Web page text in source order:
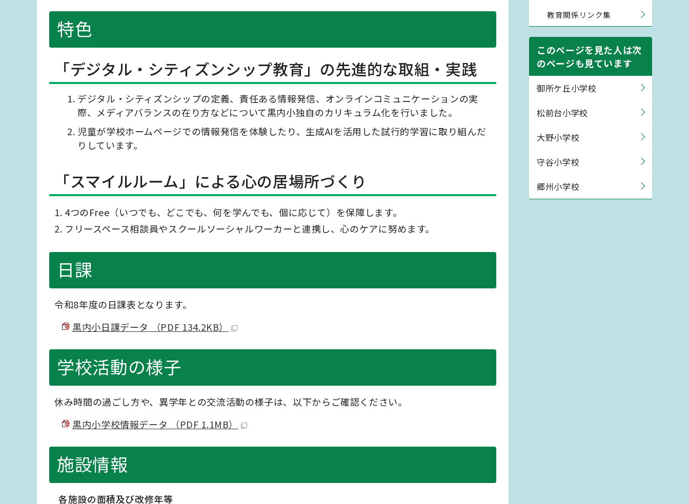
特色
「デジタル・シティズンシップ教育」の先進的な取組・実践
デジタル・シティズンシップの定義、責任ある情報発信、オンラインコミュニケーションの実
際、メディアバランスの在り方などについて黒内小独自のカリキュラム化を行いました。
児童が学校ホームページでの情報発信を体験したり、生成AIを活用した試行的学習に取り組んだ
りしています。
「スマイルルーム」による心の居場所づくり
1. 4つのFree（いつでも、どこでも、何を学んでも、個に応じて）を保障します。
2. フリースペース相談員やスクールソーシャルワーカーと連携し、心のケアに努めます。
日課
令和8年度の日課表となります。
黒内小日課データ （PDF 134.2KB）
学校活動の様子
休み時間の過ごし方や、異学年との交流活動の様子は、以下からご確認ください。
黒内小学校情報データ （PDF 1.1MB）
施設情報
各施設の面積及び改修年等
教育関係リンク集
このページを見た人は次
のページも見ています
御所ケ丘小学校
松前台小学校
大野小学校
守谷小学校
郷州小学校